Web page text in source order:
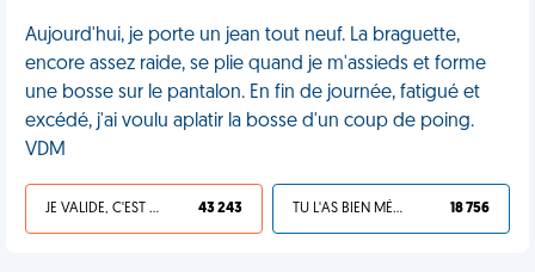
Aujourd'hui, je porte un jean tout neuf. La braguette,
encore assez raide, se plie quand je m'assieds et forme
une bosse sur le pantalon. En fin de journée, fatigué et
excédé, j'ai voulu aplatir la bosse d'un coup de poing.
VDM
JE VALIDE, C'EST UNE VDM 43 243 TU L'AS BIEN MÉRITÉ 18 756